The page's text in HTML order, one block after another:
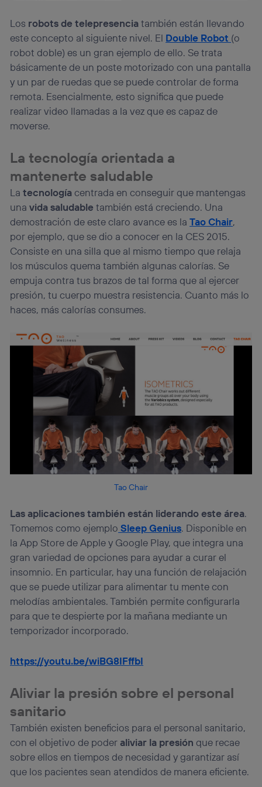
Los robots de telepresenciatambién están llevando
este concepto al siguiente nivel. El Double Robot (o
robot doble) es un gran ejemplo de ello. Se trata
básicamente de un poste motorizado con una pantalla
y un par de ruedas que se puede controlar de forma
remota. Esencialmente, esto significa que puede
realizar video llamadas a la vez que es capaz de
moverse.
La tecnología orientada a
mantenerte saludable
La tecnologíacentrada en conseguir que mantengas
unavida saludable también está creciendo. Una
demostración de este claro avance es laTao Chair,
por ejemplo, que se dio a conocer en la CES 2015.
Consiste en una silla que al mismo tiempo que relaja
los músculos quema también algunas calorías. Se
empuja contra tus brazos de tal forma que al ejercer
presión, tu cuerpo muestra resistencia. Cuanto más lo
haces, más calorías consumes.
Tao Chair
Las aplicaciones también están liderando este área.
Tomemos como ejemplo Sleep Genius. Disponible en
la App Store de Apple y Google Play, que integra una
gran variedad de opciones para ayudar a curar el
insomnio. En particular, hay una función de relajación
que se puede utilizar para alimentar tu mente con
melodías ambientales. También permite configurarla
para que te despierte por la mañana mediante un
temporizador incorporado.
https://youtu.be/wiBG8IFffbI
Aliviar la presión sobre el personal
sanitario
También existen beneficios para el personal sanitario,
con el objetivo de poder aliviar la presión que recae
sobre ellos en tiempos de necesidad y garantizar así
que los pacientes sean atendidos de manera eficiente.
“Administrar Utiq” en la parte inferior de esta página web o
visitando el
portal de privacidad de Utiq
(“consenthub”) . Para más información, consulta
la política de privacidad de Utiq